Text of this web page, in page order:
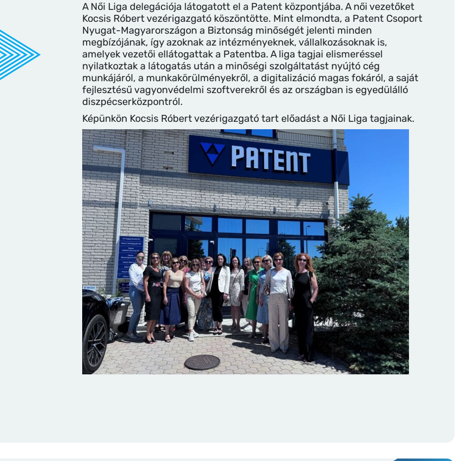
A Női Liga delegációja látogatott el a Patent központjába. A női vezetőket
Kocsis Róbert vezérigazgató köszöntötte. Mint elmondta, a Patent Csoport
Nyugat-Magyarországon a Biztonság minőségét jelenti minden
megbízójának, így azoknak az intézményeknek, vállalkozásoknak is,
amelyek vezetői ellátogattak a Patentba. A liga tagjai elismeréssel
nyilatkoztak a látogatás után a minőségi szolgáltatást nyújtó cég
munkájáról, a munkakörülményekről, a digitalizáció magas fokáról, a saját
fejlesztésű vagyonvédelmi szoftverekről és az országban is egyedülálló
diszpécserközpontról.
Képünkön Kocsis Róbert vezérigazgató tart előadást a Női Liga tagjainak.